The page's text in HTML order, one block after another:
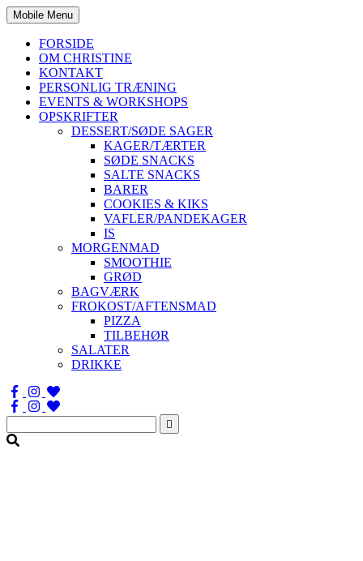
Mobile Menu
FORSIDE
OM CHRISTINE
KONTAKT
PERSONLIG TRÆNING
EVENTS & WORKSHOPS
OPSKRIFTER
DESSERT/SØDE SAGER
KAGER/TÆRTER
SØDE SNACKS
SALTE SNACKS
BARER
COOKIES & KIKS
VAFLER/PANDEKAGER
IS
MORGENMAD
SMOOTHIE
GRØD
BAGVÆRK
FROKOST/AFTENSMAD
PIZZA
TILBEHØR
SALATER
DRIKKE
Søg
efter: